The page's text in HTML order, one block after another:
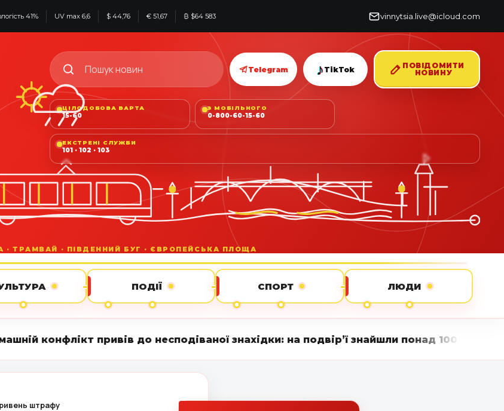
41% UV max 6,6 $ 44,76 € 51,67 ₿ $64 583 vinnytsia.live@icloud.com
Telegram ♪ TikTok
ПОВІДОМИТИ
НОВИНУ
ЦІЛОДОБОВА ВАРТА
15-60
З МОБІЛЬНОГО
0-800-60-15-60
ЕКСТРЕНІ СЛУЖБИ
101 · 102 · 103
ПОДІЇ СПОРТ ЛЮДИ
привів до несподіваної знахідки: на подвір’ї знайшли понад 100 підозрілих рослин
штрафу